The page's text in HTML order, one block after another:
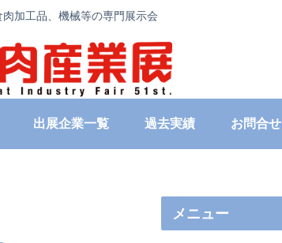
加工品、機械等の専門展示会
出展企業一覧 過去実績 お問合せ
メニュー